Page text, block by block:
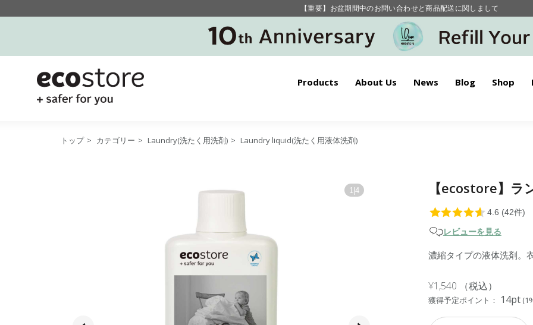
毎月お得にポイントが貯まる！ “月のポイントアップデー”
【重要】お盆期間中のお問い合わせと商品配送に関しまして
毎月お得にポイントが貯まる！ “月のポイントアップデー”
Products About Us News Blog Shop
トップ > カテゴリー > Laundry(洗たく用洗剤) > Laundry liquid(洗たく用液体洗剤)
1 |4 【ecostore】ラ
レビューを見る
濃縮タイプの液体洗剤。
¥1,540 （税込）
獲得予定ポイント： 14pt